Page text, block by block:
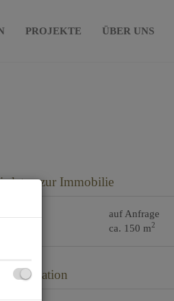
PROJEKTE ÜBER UNS
zur Immobilie
auf Anfrage
ca. 150 m2